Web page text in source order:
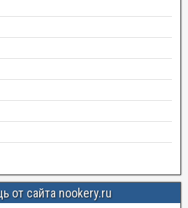
от сайта nookery.ru